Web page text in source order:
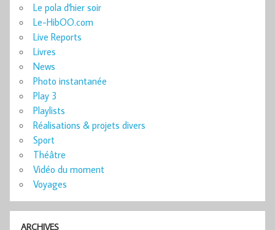
Le pola d'hier soir
Le-HibOO.com
Live Reports
Livres
News
Photo instantanée
Play 3
Playlists
Réalisations & projets divers
Sport
Théâtre
Vidéo du moment
Voyages
ARCHIVES